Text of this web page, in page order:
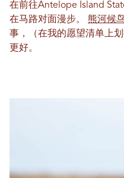
在前往Antelope Island
在马路对面漫步。 熊河候
事，（在我的愿望清单上
更好。